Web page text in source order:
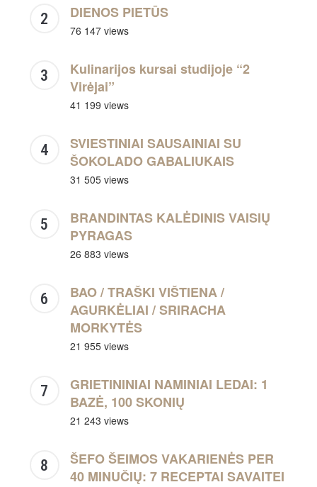
DIENOS PIETŪS
76 147 views
Kulinarijos kursai studijoje “2
Virėjai”
41 199 views
SVIESTINIAI SAUSAINIAI SU
ŠOKOLADO GABALIUKAIS
31 505 views
BRANDINTAS KALĖDINIS VAISIŲ
PYRAGAS
26 883 views
BAO / TRAŠKI VIŠTIENA /
AGURKĖLIAI / SRIRACHA
MORKYTĖS
21 955 views
GRIETININIAI NAMINIAI LEDAI: 1
BAZĖ, 100 SKONIŲ
21 243 views
ŠEFO ŠEIMOS VAKARIENĖS PER
40 MINUČIŲ: 7 RECEPTAI SAVAITEI